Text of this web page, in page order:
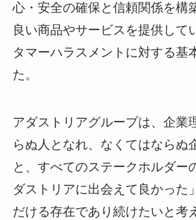
心・安全の確保と信頼関係を構
良い商品やサービスを提供して
タマーハラスメントに対する基
た。
アダストリアグループは、企業
らぬ人となれ、なくてはならぬ
と、すべてのステークホルダー
ダストリアに出会えて良かった
だける存在であり続けたいと考